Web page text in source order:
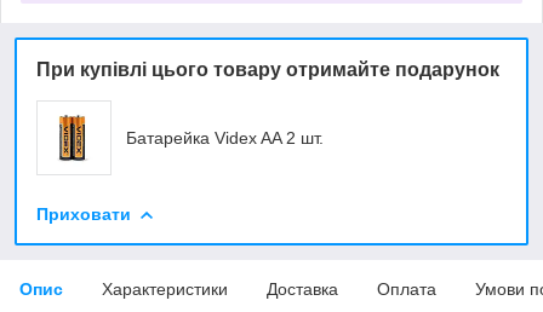
При купівлі цього товару отримайте подарунок
Батарейка Videx AA 2 шт.
Приховати
Опис Характеристики Доставка Оплата Умови